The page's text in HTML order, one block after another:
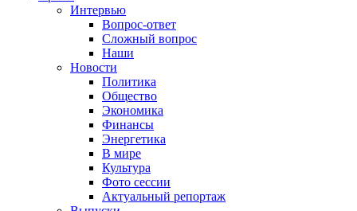
Интервью
Вопрос-ответ
Сложный вопрос
Наши
Новости
Политика
Общество
Экономика
Финансы
Энергетика
В мире
Культура
Фото сессии
Актуальный репортаж